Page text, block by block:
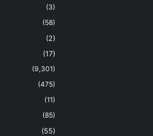
(3)
(58)
(2)
(17)
(9,301)
(475)
(11)
(85)
(55)